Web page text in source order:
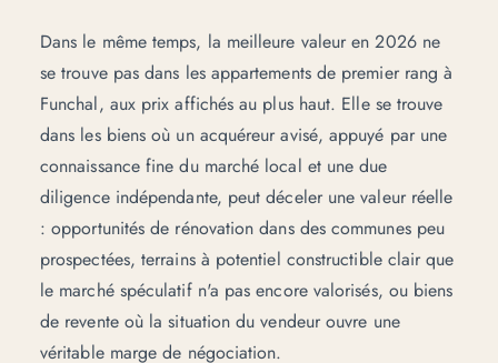
Dans le même temps, la meilleure valeur en 2026 ne
se trouve pas dans les appartements de premier rang à
Funchal, aux prix affichés au plus haut. Elle se trouve
dans les biens où un acquéreur avisé, appuyé par une
connaissance fine du marché local et une due
diligence indépendante, peut déceler une valeur réelle
: opportunités de rénovation dans des communes peu
prospectées, terrains à potentiel constructible clair que
le marché spéculatif n'a pas encore valorisés, ou biens
de revente où la situation du vendeur ouvre une
véritable marge de négociation.